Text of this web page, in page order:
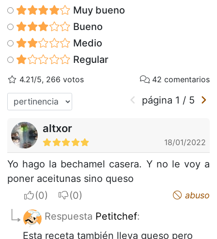
Muy bueno
Bueno
Medio
Regular
4.21/5, 266 votos 42 comentarios
página 1 / 5
altxor
18/01/2022
Yo hago la bechamel casera. Y no le voy a
poner aceitunas sino queso
I apreciateI do not appreciate abuso
Respuesta Petitchef:
Esta receta también lleva queso pero